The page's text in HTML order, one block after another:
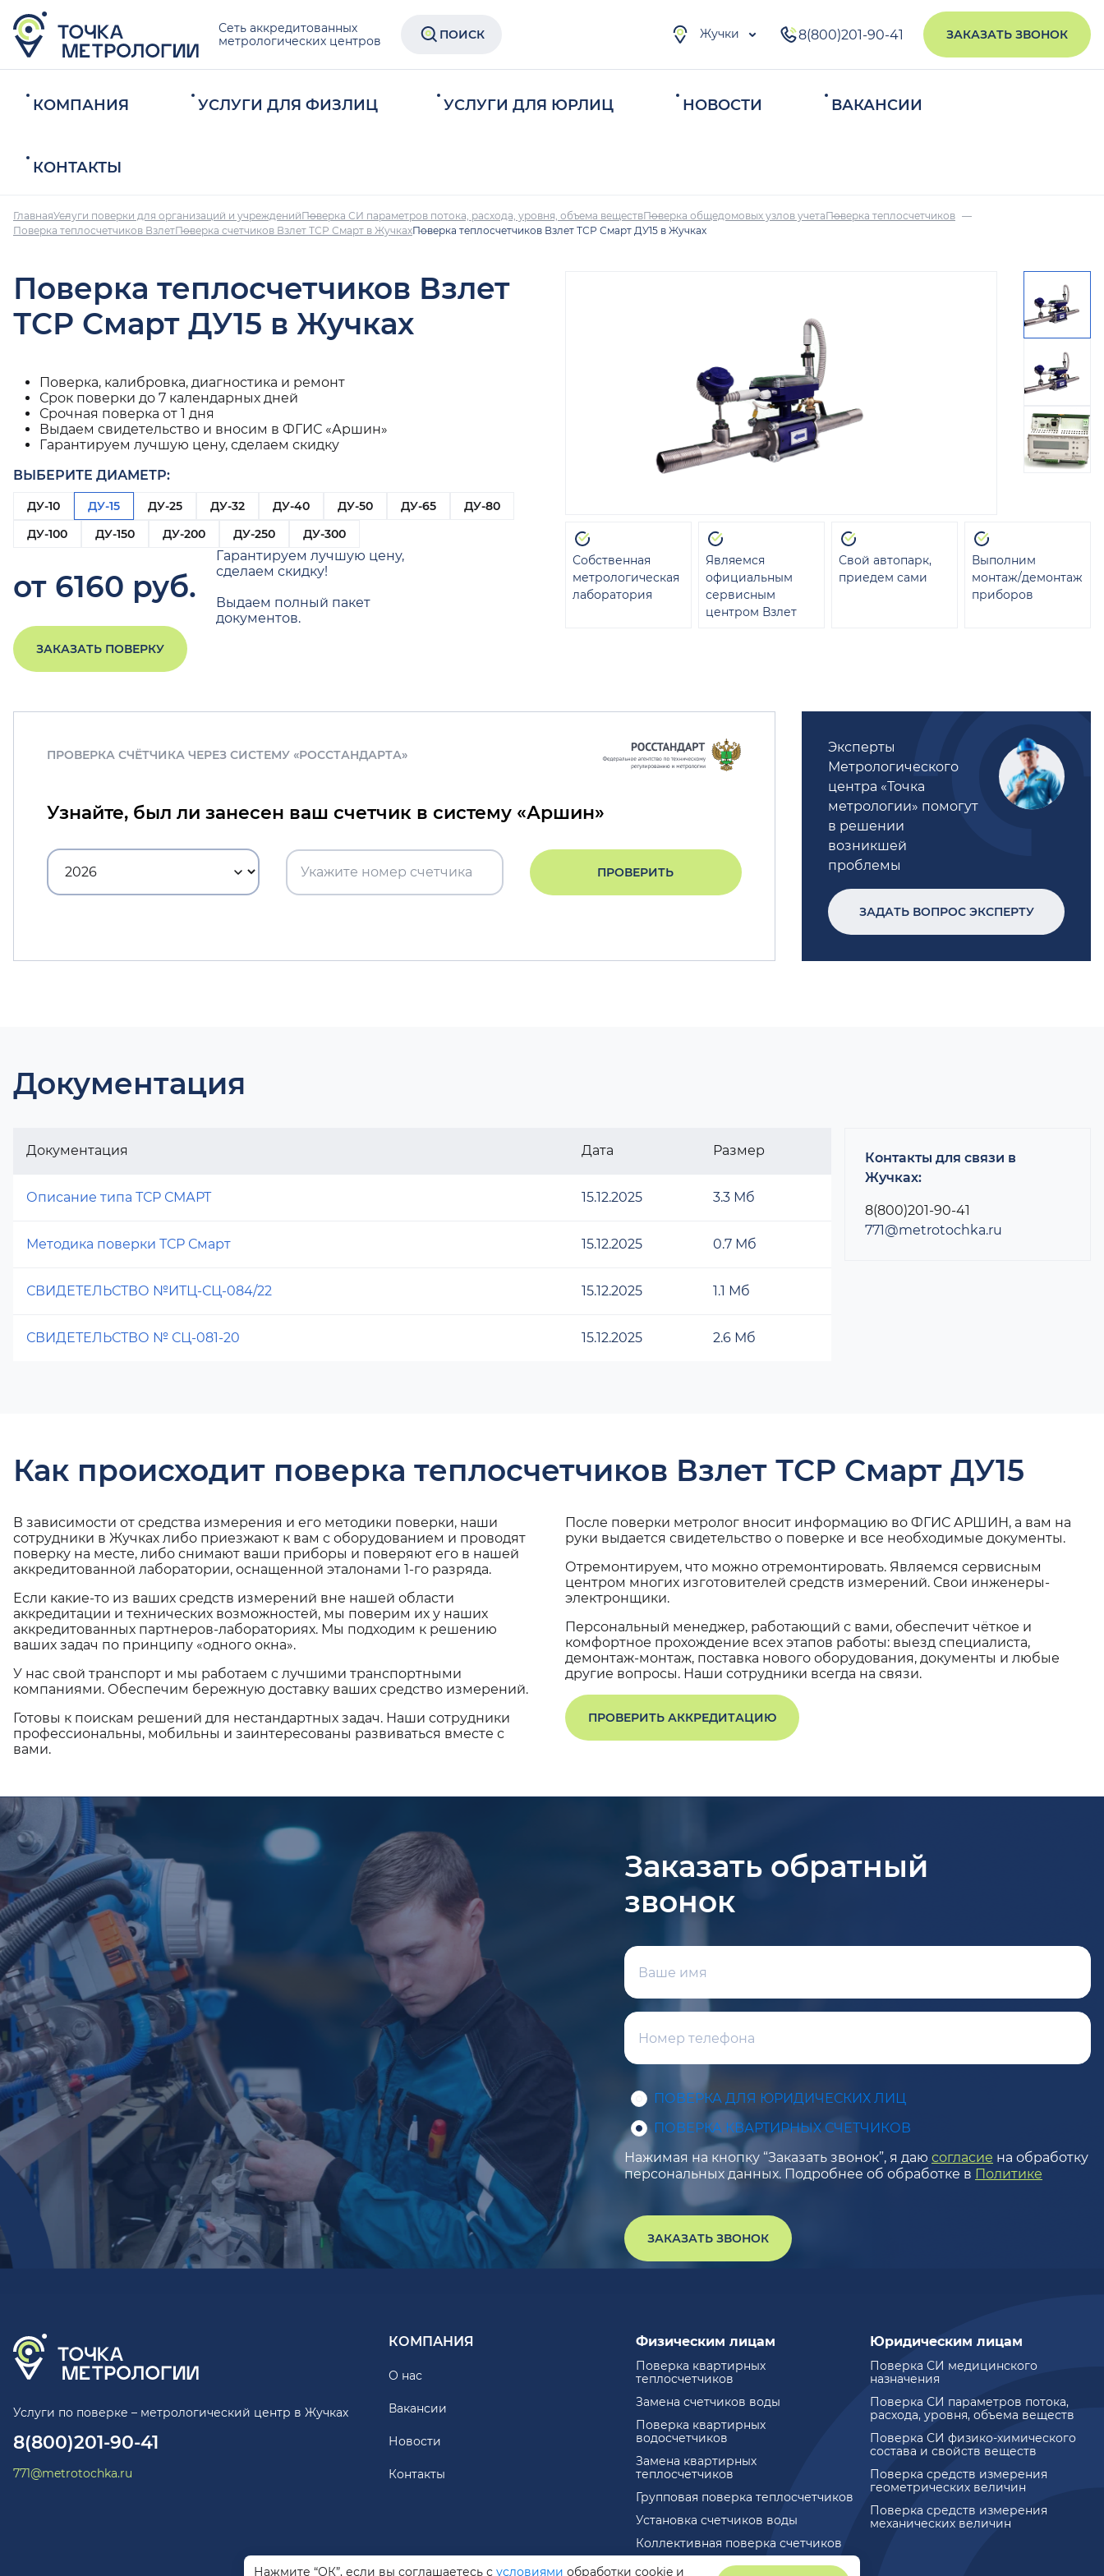
Сеть аккредитованных
метрологических центров
ПОИСК Жучки 8(800)201-90-41 ЗАКАЗАТЬ ЗВОНОК
КОМПАНИЯ УСЛУГИ ДЛЯ ФИЗЛИЦ УСЛУГИ ДЛЯ ЮРЛИЦ НОВОСТИ ВАКАНСИИ
КОНТАКТЫ
ГлавнаяУслуги поверки для организаций и учрежденийПоверка СИ параметров потока, расхода, уровня, объема веществПоверка общедомовых узлов учетаПоверка теплосчетчиков
Поверка теплосчетчиков ВзлетПоверка счетчиков Взлет ТСР Смарт в ЖучкахПоверка теплосчетчиков Взлет ТСР Смарт ДУ15 в Жучках
Поверка теплосчетчиков Взлет
ТСР Смарт ДУ15 в Жучках
Поверка, калибровка, диагностика и ремонт
Срок поверки до 7 календарных дней
Срочная поверка от 1 дня
Выдаем свидетельство и вносим в ФГИС «Аршин»
Гарантируем лучшую цену, сделаем скидку
ВЫБЕРИТЕ ДИАМЕТР:
ДУ-10 ДУ-15 ДУ-25 ДУ-32 ДУ-40 ДУ-50 ДУ-65
ДУ-80
ДУ-100
ДУ-150 ДУ-200 ДУ-250 ДУ-300
от 6160 руб.
Гарантируем лучшую цену,
сделаем скидку!
Выдаем полный пакет
документов.
ЗАКАЗАТЬ ПОВЕРКУ
Собственная
метрологическая
лаборатория
Являемся
официальным
сервисным
центром Взлет
Свой автопарк,
приедем сами
Выполним
монтаж/демонтаж
приборов
ПРОВЕРКА СЧЁТЧИКА ЧЕРЕЗ СИСТЕМУ «РОССТАНДАРТА»
Узнайте, был ли занесен ваш счетчик в систему «Аршин»
ПРОВЕРИТЬ
Эксперты
Метрологического
центра «Точка
метрологии» помогут
в решении
возникшей
проблемы
ЗАДАТЬ ВОПРОС ЭКСПЕРТУ
Документация
Документация Дата Размер
Описание типа ТСР СМАРТ 15.12.2025 3.3 Мб
Методика поверки ТСР Смарт 15.12.2025 0.7 Мб
СВИДЕТЕЛЬСТВО №ИТЦ-СЦ-084/22 15.12.2025 1.1 Мб
СВИДЕТЕЛЬСТВО № СЦ-081-20 15.12.2025 2.6 Мб
Контакты для связи в
Жучках:
8(800)201-90-41
771@metrotochka.ru
Как происходит поверка теплосчетчиков Взлет ТСР Смарт ДУ15
В зависимости от средства измерения и его методики поверки, наши
сотрудники в Жучках либо приезжают к вам с оборудованием и проводят
поверку на месте, либо снимают ваши приборы и поверяют его в нашей
аккредитованной лаборатории, оснащенной эталонами 1-го разряда.
Если какие-то из ваших средств измерений вне нашей области
аккредитации и технических возможностей, мы поверим их у наших
аккредитованных партнеров-лабораториях. Мы подходим к решению
ваших задач по принципу «одного окна».
У нас свой транспорт и мы работаем с лучшими транспортными
компаниями. Обеспечим бережную доставку ваших средство измерений.
Готовы к поискам решений для нестандартных задач. Наши сотрудники
профессиональны, мобильны и заинтересованы развиваться вместе с
вами.
После поверки метролог вносит информацию во ФГИС АРШИН, а вам на
руки выдается свидетельство о поверке и все необходимые документы.
Отремонтируем, что можно отремонтировать. Являемся сервисным
центром многих изготовителей средств измерений. Свои инженеры-
электронщики.
Персональный менеджер, работающий с вами, обеспечит чёткое и
комфортное прохождение всех этапов работы: выезд специалиста,
демонтаж-монтаж, поставка нового оборудования, документы и любые
другие вопросы. Наши сотрудники всегда на связи.
ПРОВЕРИТЬ АККРЕДИТАЦИЮ
Заказать обратный
звонок
ПОВЕРКА ДЛЯ ЮРИДИЧЕСКИХ ЛИЦ
ПОВЕРКА КВАРТИРНЫХ СЧЕТЧИКОВ
Нажимая на кнопку “Заказать звонок”, я даю согласие на обработку
персональных данных. Подробнее об обработке в Политике
ЗАКАЗАТЬ ЗВОНОК
Услуги по поверке – метрологический центр в Жучках
8(800)201-90-41
771@metrotochka.ru
КОМПАНИЯ
О нас
Вакансии
Новости
Контакты
Физическим лицам
Поверка квартирных
теплосчетчиков
Замена счетчиков воды
Поверка квартирных
водосчетчиков
Замена квартирных
теплосчетчиков
Групповая поверка теплосчетчиков
Установка счетчиков воды
Коллективная поверка счетчиков
Юридическим лицам
Поверка СИ медицинского
назначения
Поверка СИ параметров потока,
расхода, уровня, объема веществ
Поверка СИ физико-химического
состава и свойств веществ
Поверка средств измерения
геометрических величин
Поверка средств измерения
механических величин
Нажмите “ОК”, если вы соглашаетесь с условиями обработки cookie и